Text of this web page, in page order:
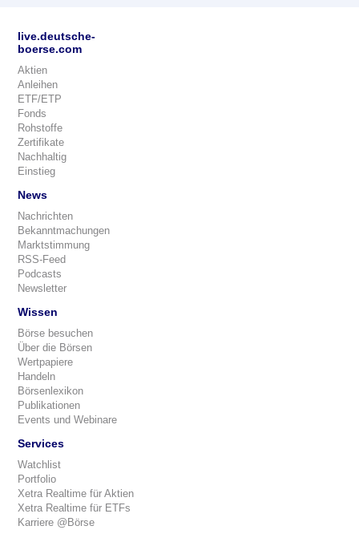
live.deutsche-
boerse.com
Aktien
Anleihen
ETF/ETP
Fonds
Rohstoffe
Zertifikate
Nachhaltig
Einstieg
News
Nachrichten
Bekanntmachungen
Marktstimmung
RSS-Feed
Podcasts
Newsletter
Wissen
Börse besuchen
Über die Börsen
Wertpapiere
Handeln
Börsenlexikon
Publikationen
Events und Webinare
Services
Watchlist
Portfolio
Xetra Realtime für Aktien
Xetra Realtime für ETFs
Karriere @Börse